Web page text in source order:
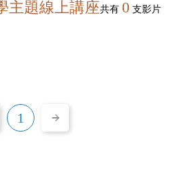
主題線上講座共有 0 支影片
1